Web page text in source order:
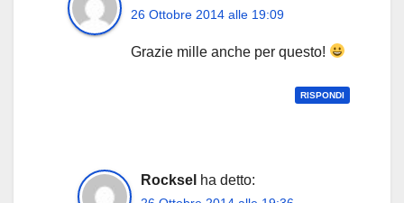
26 Ottobre 2014 alle 19:09
Grazie mille anche per questo!
RISPONDI
Rocksel ha detto: